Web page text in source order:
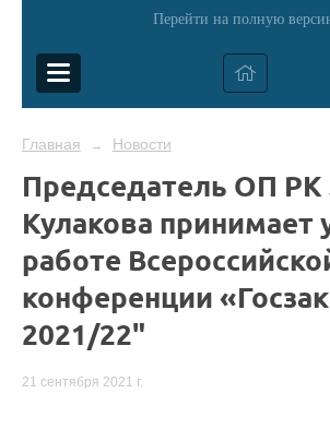
Перейти на полную
Главная → Новости
Председатель ОП
Кулакова принимает
работе
конференции
2021/22"
21 сентября 2021 г.